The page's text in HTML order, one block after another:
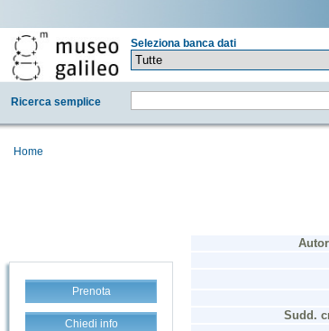
Seleziona banca dati
Ricerca semplice
Home
Prenota
Chiedi info